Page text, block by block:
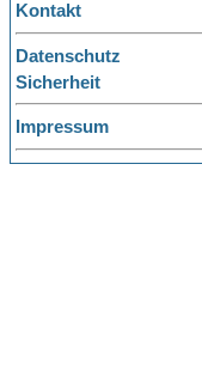
Kontakt
Datenschutz
Sicherheit
Impressum